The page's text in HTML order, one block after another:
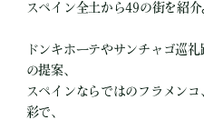
スペイン全土から49の街を紹介
ドンキホーテやサンチャゴ巡
の提案、
スペインならではのフラメン
彩で、